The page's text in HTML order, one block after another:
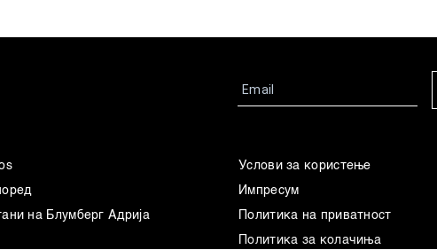
на Блумберг Адрија
Услови за користење
Импресум
Политика на приватност
Политика за колачиња